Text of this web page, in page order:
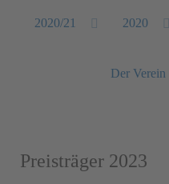
2020/21 2020
Der Verein
Preisträger 2023